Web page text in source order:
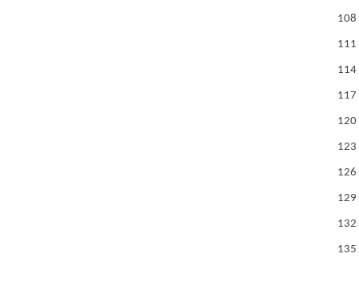
108
111
114
117
120
123
126
129
132
135